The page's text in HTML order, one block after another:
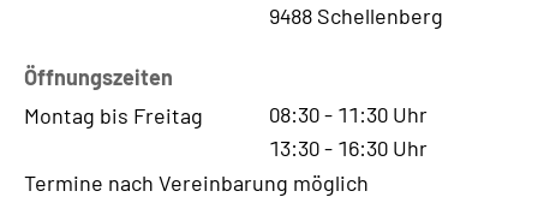
9488 Schellenberg
Öffnungszeiten
Montag bis Freitag
08:30- 11:30 Uhr
13:30- 16:30 Uhr
Termine nach Vereinbarung möglich